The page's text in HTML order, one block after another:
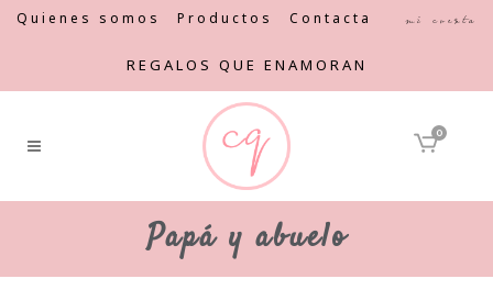
Quienes somos Productos Contacta Mi cuenta
REGALOS QUE ENAMORAN
0
Papá y abuelo